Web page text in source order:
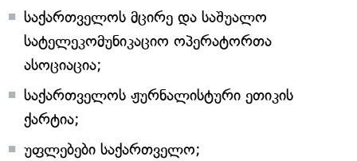
საქართველოს მცირე და საშუალო
სატელეკომუნიკაციო ოპერატორთა
ასოციაცია;
საქართველოს ჟურნალისტური ეთიკის
ქარტია;
უფლებები საქართველო;